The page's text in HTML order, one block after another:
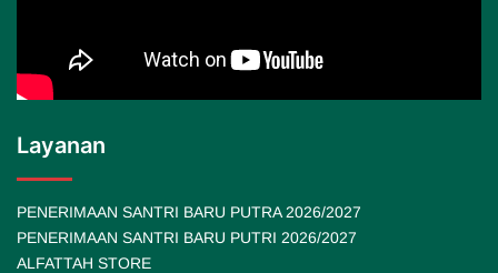
Layanan
PENERIMAAN SANTRI BARU PUTRA 2026/2027
PENERIMAAN SANTRI BARU PUTRI 2026/2027
ALFATTAH STORE